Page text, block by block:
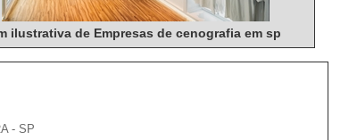
ilustrativa de Empresas de cenografia em sp
- SP